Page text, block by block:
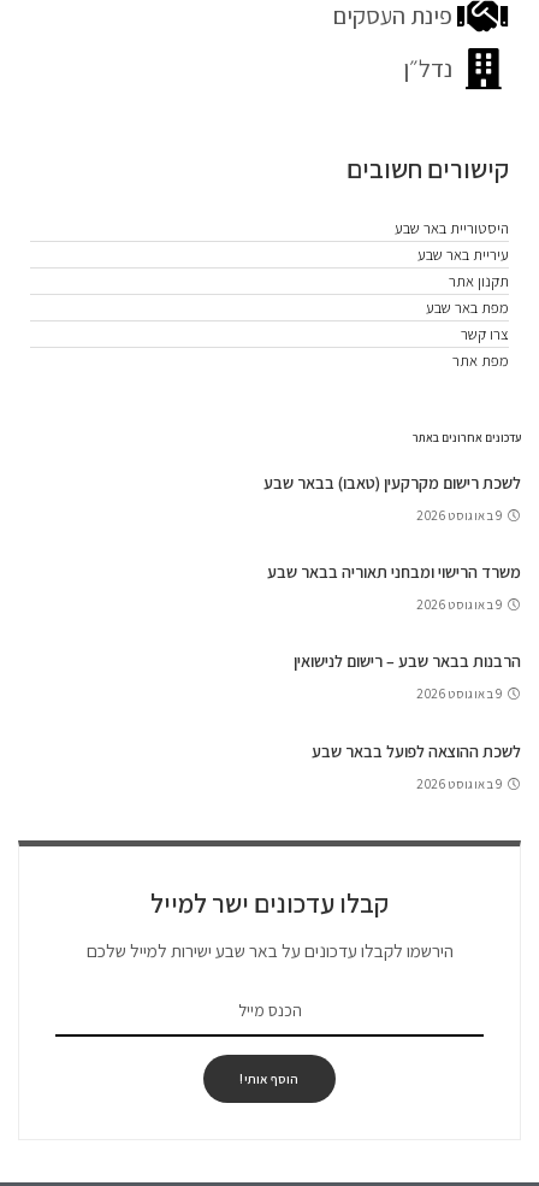
פינת העסקים
נדל״ן
קישורים חשובים
היסטוריית באר שבע
עיריית באר שבע
תקנון אתר
מפת באר שבע
צרו קשר
מפת אתר
עדכונים אחרונים באתר
לשכת רישום מקרקעין (טאבו) בבאר שבע
9 באוגוסט 2026
משרד הרישוי ומבחני תאוריה בבאר שבע
9 באוגוסט 2026
הרבנות בבאר שבע – רישום לנישואין
9 באוגוסט 2026
לשכת ההוצאה לפועל בבאר שבע
9 באוגוסט 2026
קבלו עדכונים ישר למייל
הירשמו לקבלו עדכונים על באר שבע ישירות למייל שלכם
הוסף אותי!